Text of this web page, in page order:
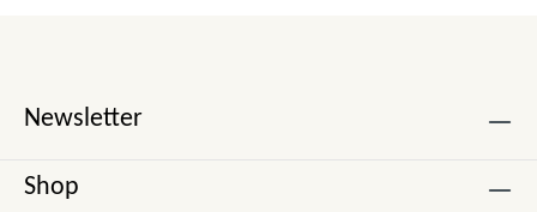
Newsletter
Shop